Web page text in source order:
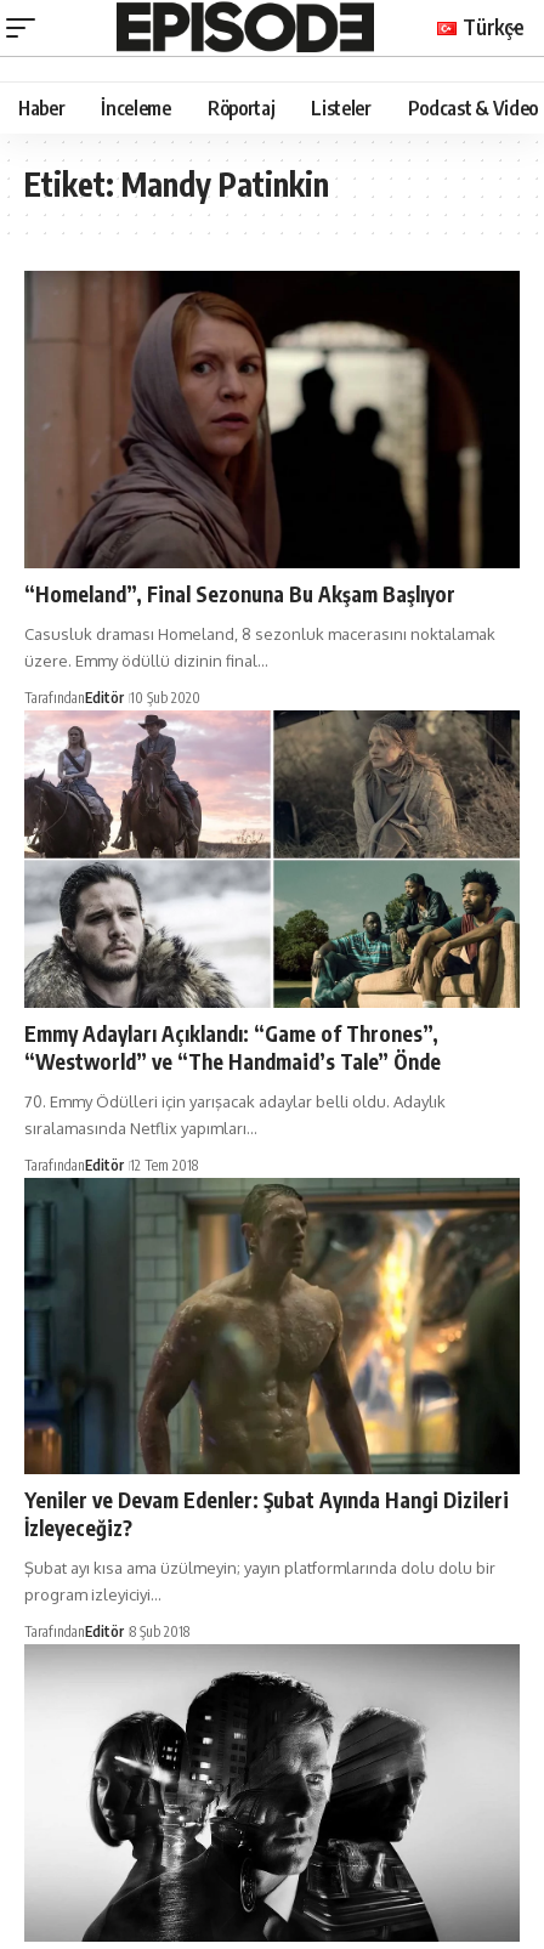
Türkçe
Haber İnceleme Röportaj Listeler Podcast & Video
Etiket:Mandy Patinkin
“Homeland”, Final Sezonuna Bu Akşam Başlıyor
Casusluk draması Homeland, 8 sezonluk macerasını noktalamak
üzere. Emmy ödüllü dizinin final…
TarafındanEditör 10 Şub 2020
Emmy Adayları Açıklandı: “Game of Thrones”,
“Westworld” ve “The Handmaid’s Tale” Önde
70. Emmy Ödülleri için yarışacak adaylar belli oldu. Adaylık
sıralamasında Netflix yapımları…
TarafındanEditör 12 Tem 2018
Yeniler ve Devam Edenler: Şubat Ayında Hangi Dizileri
İzleyeceğiz?
Şubat ayı kısa ama üzülmeyin; yayın platformlarında dolu dolu bir
program izleyiciyi…
TarafındanEditör 8 Şub 2018